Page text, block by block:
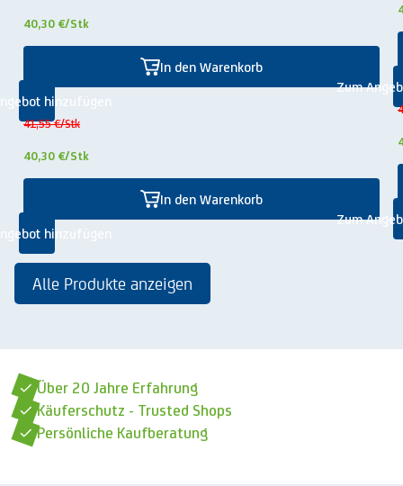
40,30 €/Stk
In den Warenkorb
hinzufügen
41,55 €/Stk
40,30 €/Stk
In den Warenkorb
hinzufügen
Zum
Zum
Alle Produkte anzeigen
Über 20 Jahre Erfahrung
Käuferschutz - Trusted Shops
Persönliche Kaufberatung